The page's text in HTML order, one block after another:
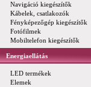
Navigáció kiegészítők
Kábelek, csatlakozók
Fényképezőgép kiegészítők
Fotófilmek
Mobiltelefon kiegészítők
Energiaellátás
LED termékek
Elemek